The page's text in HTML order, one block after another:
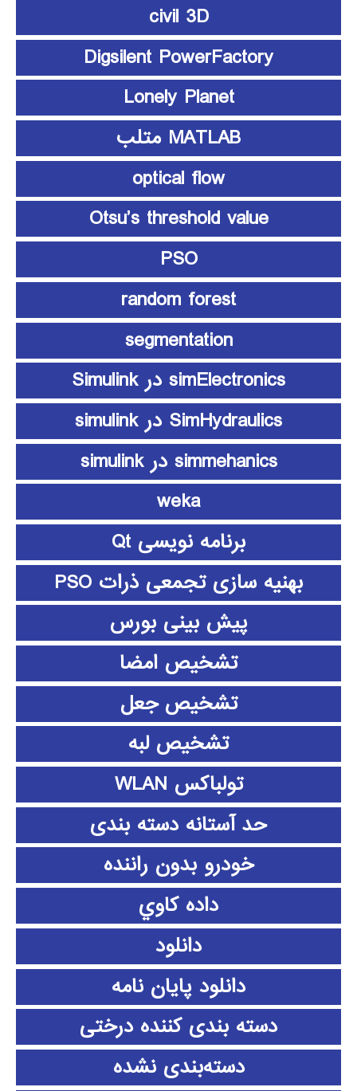
civil 3D
Digsilent PowerFactory
Lonely Planet
MATLAB متلب
optical flow
Otsu’s threshold value
PSO
random forest
segmentation
simElectronics در Simulink
SimHydraulics در simulink
simmehanics در simulink
weka
برنامه نویسی Qt
بهنیه سازی تجمعی ذرات PSO
پیش بینی بورس
تشخیص امضا
تشخیص جعل
تشخیص لبه
تولباکس WLAN
حد آستانه دسته بندی
خودرو بدون راننده
داده كاوي
دانلود
دانلود پايان نامه
دسته بندی کننده درختی
دسته‌بندی نشده